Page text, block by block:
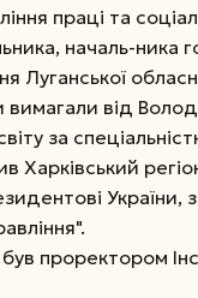
праці та
началь-ника
Луганської
вимагали від
за
Харківський
України,
проректором